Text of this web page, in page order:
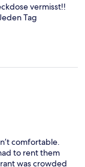
vermisst!!
Tag
comfortable.
to rent them
was crowded